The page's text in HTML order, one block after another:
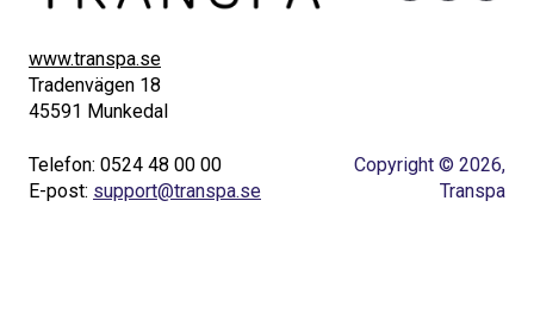
www.transpa.se
Tradenvägen 18
45591 Munkedal
Telefon: 0524 48 00 00
E-post: support@transpa.se
Copyright © 2026,
Transpa